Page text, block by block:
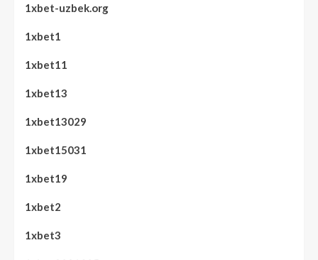
1xbet-uzbek.org
1xbet1
1xbet11
1xbet13
1xbet13029
1xbet15031
1xbet19
1xbet2
1xbet3